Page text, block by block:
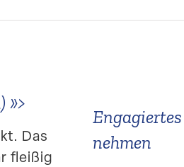
»>
Das
fleißig
nehmen